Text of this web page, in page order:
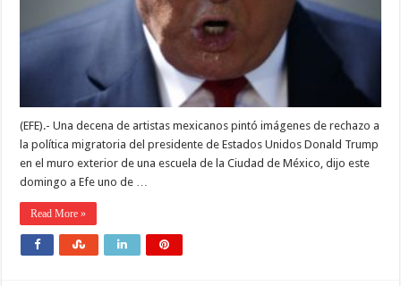
(EFE).- Una decena de artistas mexicanos pintó imágenes de rechazo a
la política migratoria del presidente de Estados Unidos Donald Trump
en el muro exterior de una escuela de la Ciudad de México, dijo este
domingo a Efe uno de …
Read More »